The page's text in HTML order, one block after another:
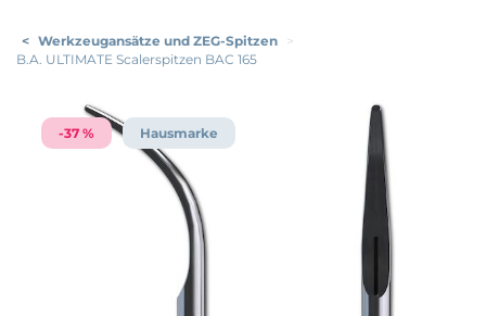
< Werkzeugansätze und ZEG-Spitzen >
B.A. ULTIMATE Scalerspitzen BAC 165
-37 % Hausmarke